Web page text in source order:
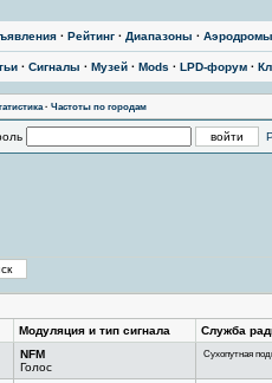
· Рейтинг · Диапазоны · Аэродромы
· Сигналы · Музей · Mods · LPD-форум ·
· Частоты по городам
Модуляция и тип сигнала
Служба
NFM
Голос
Сухопутная